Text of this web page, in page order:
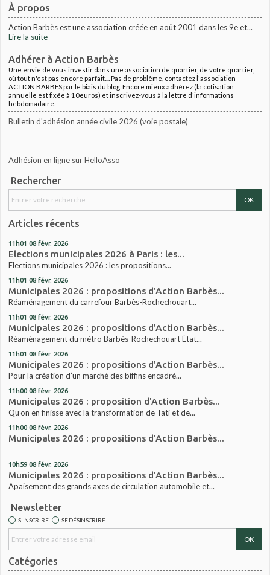
À propos
Action Barbès est une association créée en août 2001 dans les 9e et...
Lire la suite
Adhérer à Action Barbès
Une envie de vous investir dans une association de quartier, de votre quartier,
où tout n'est pas encore parfait.... Pas de problème, contactez l'association
ACTION BARBES par le biais du blog. Encore mieux adhérez (la cotisation
annuelle est fixée à 10euros) et inscrivez-vous à la lettre d'informations
hebdomadaire.
Bulletin d'adhésion année civile 2026 (voie postale)
Adhésion en ligne sur HelloAsso
Rechercher
Articles récents
11h01 08 févr. 2026
Elections municipales 2026 à Paris : les...
Elections municipales 2026 : les propositions...
11h01 08 févr. 2026
Municipales 2026 : propositions d'Action Barbès...
Réaménagement du carrefour Barbès-Rochechouart...
11h01 08 févr. 2026
Municipales 2026 : propositions d'Action Barbès...
Réaménagement du métro Barbès-Rochechouart État...
11h01 08 févr. 2026
Municipales 2026 : propositions d'Action Barbès...
Pour la création d’un marché des biffins encadré...
11h00 08 févr. 2026
Municipales 2026 : proposition d'Action Barbès...
Qu’on en finisse avec la transformation de Tati et de...
11h00 08 févr. 2026
Municipales 2026 : propositions d'Action Barbès...
10h59 08 févr. 2026
Municipales 2026 : propositions d'Action Barbès...
Apaisement des grands axes de circulation automobile et...
Newsletter
S'INSCRIRE SE DÉSINSCRIRE
Catégories